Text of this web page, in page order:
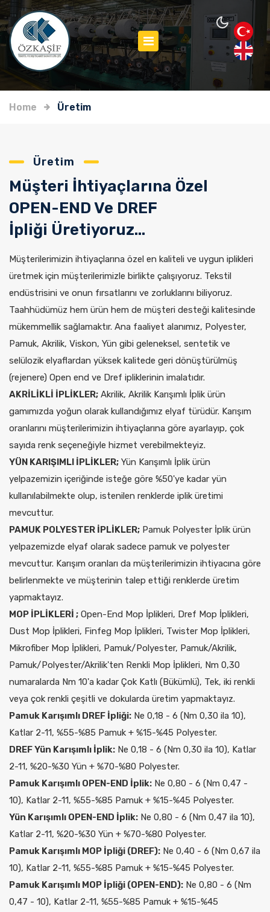
Home Üretim
Üretim
Müşteri İhtiyaçlarına Özel
OPEN-END Ve DREF
İpliği Üretiyoruz...
Müşterilerimizin ihtiyaçlarına özel en kaliteli ve uygun iplikleri
üretmek için müşterilerimizle birlikte çalışıyoruz. Tekstil
endüstrisini ve onun fırsatlarını ve zorluklarını biliyoruz.
Taahhüdümüz hem ürün hem de müşteri desteği kalitesinde
mükemmellik sağlamaktır. Ana faaliyet alanımız, Polyester,
Pamuk, Akrilik, Viskon, Yün gibi geleneksel, sentetik ve
selülozik elyaflardan yüksek kalitede geri dönüştürülmüş
(rejenere) Open end ve Dref ipliklerinin imalatıdır.
AKRİLİKLİ İPLİKLER; Akrilik, Akrilik Karışımlı İplik ürün
gamımızda yoğun olarak kullandığımız elyaf türüdür. Karışım
oranlarını müşterilerimizin ihtiyaçlarına göre ayarlayıp, çok
sayıda renk seçeneğiyle hizmet verebilmekteyiz.
YÜN KARIŞIMLI İPLİKLER; Yün Karışımlı İplik ürün
yelpazemizin içeriğinde isteğe göre %50'ye kadar yün
kullanılabilmekte olup, istenilen renklerde iplik üretimi
mevcuttur.
PAMUK POLYESTER İPLİKLER; Pamuk Polyester İplik ürün
yelpazemizde elyaf olarak sadece pamuk ve polyester
mevcuttur. Karışım oranları da müşterilerimizin ihtiyacına göre
belirlenmekte ve müşterinin talep ettiği renklerde üretim
yapmaktayız.
MOP İPLİKLERİ ; Open-End Mop İplikleri, Dref Mop İplikleri,
Dust Mop İplikleri, Finfeg Mop İplikleri, Twister Mop İplikleri,
Mikrofiber Mop İplikleri, Pamuk/Polyester, Pamuk/Akrilik,
Pamuk/Polyester/Akrilik'ten Renkli Mop İplikleri, Nm 0,30
numaralarda Nm 10'a kadar Çok Katlı (Bükümlü), Tek, iki renkli
veya çok renkli çeşitli ve dokularda üretim yapmaktayız.
Pamuk Karışımlı DREF İpliği: Ne 0,18 - 6 (Nm 0,30 ila 10),
Katlar 2-11, %55-%85 Pamuk + %15-%45 Polyester.
DREF Yün Karışımlı İplik: Ne 0,18 - 6 (Nm 0,30 ila 10), Katlar
2-11, %20-%30 Yün + %70-%80 Polyester.
Pamuk Karışımlı OPEN-END İplik: Ne 0,80 - 6 (Nm 0,47 -
10), Katlar 2-11, %55-%85 Pamuk + %15-%45 Polyester.
Yün Karışımlı OPEN-END İplik: Ne 0,80 - 6 (Nm 0,47 ila 10),
Katlar 2-11, %20-%30 Yün + %70-%80 Polyester.
Pamuk Karışımlı MOP İpliği (DREF): Ne 0,40 - 6 (Nm 0,67 ila
10), Katlar 2-11, %55-%85 Pamuk + %15-%45 Polyester.
Pamuk Karışımlı MOP İpliği (OPEN-END): Ne 0,80 - 6 (Nm
0,47 - 10), Katlar 2-11, %55-%85 Pamuk + %15-%45